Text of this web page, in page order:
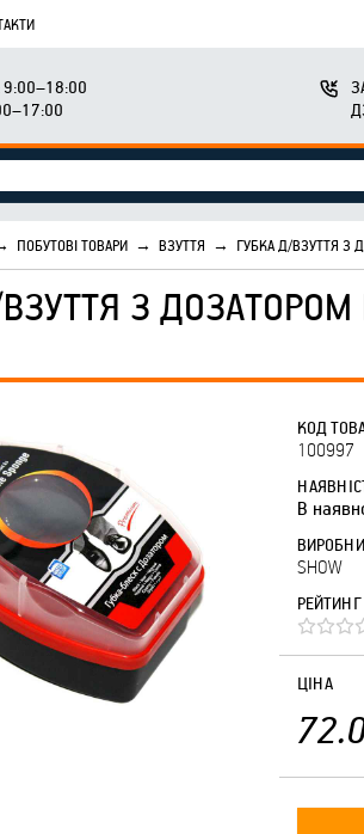
ПОБУТОВІ ТОВАРИ → ВЗУТТЯ → ГУБКА Д/ВЗУТТЯ З
З
КОД
100997
В
SHOW
РЕЙТИНГ
ЦІНА